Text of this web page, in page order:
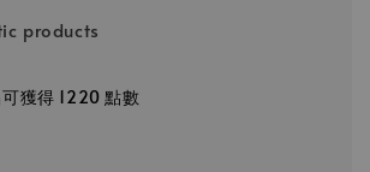
products
獲得 1220 點數